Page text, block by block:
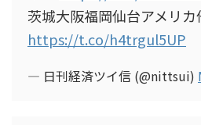
茨城大阪福岡仙台アメリカ
https://t.co/h4trgul5UP
— 日刊経済ツイ信 (@nittsui)